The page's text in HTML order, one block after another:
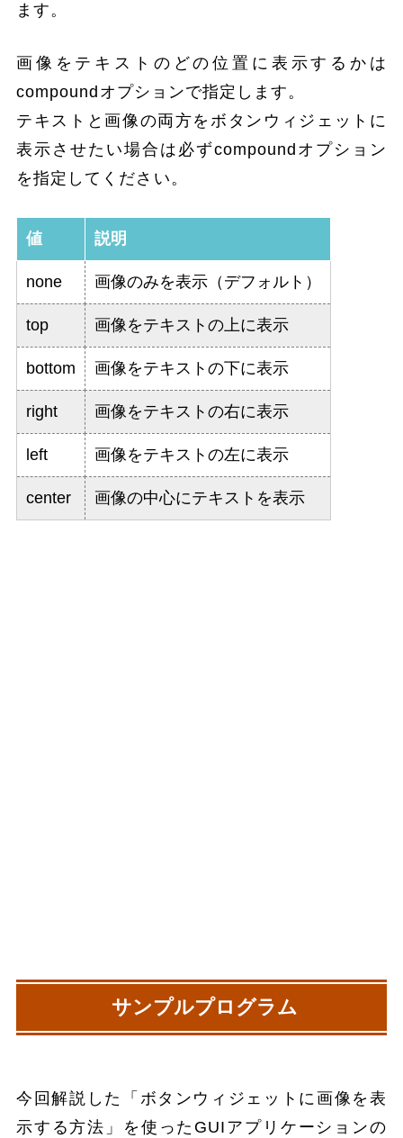
ます。
画像をテキストのどの位置に表示するかは
compoundオプションで指定します。
テキストと画像の両方をボタンウィジェットに
表示させたい場合は必ずcompoundオプション
を指定してください。
値 説明
none 画像のみを表示（デフォルト）
top 画像をテキストの上に表示
bottom 画像をテキストの下に表示
right 画像をテキストの右に表示
left 画像をテキストの左に表示
center 画像の中心にテキストを表示
サンプルプログラム
今回解説した「ボタンウィジェットに画像を表
示する方法」を使ったGUIアプリケーションの